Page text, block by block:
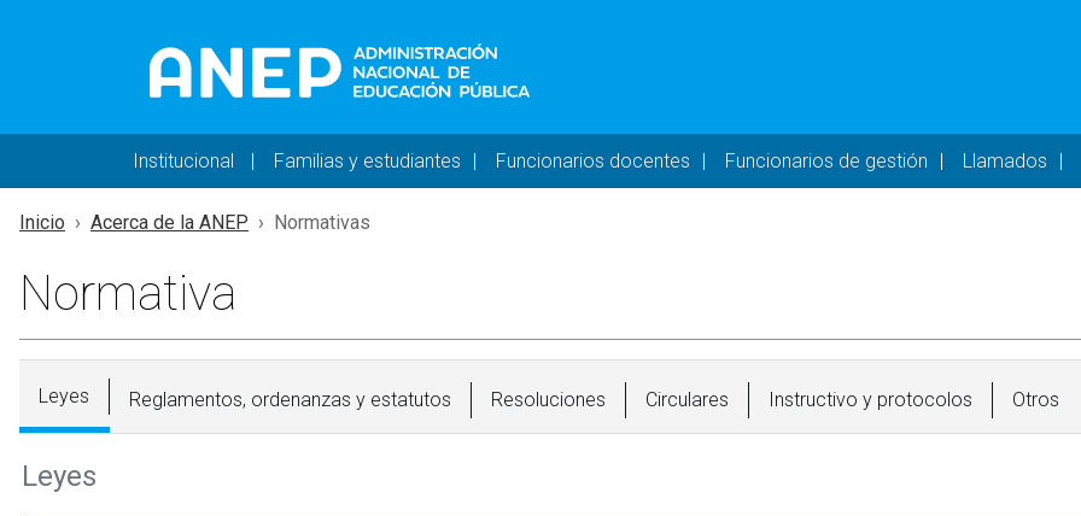
Navegación principal - DESKTOP
Institucional Familias y estudiantes Funcionarios docentes Funcionarios de gestión Llamados
Inicio Acerca de la ANEP Normativas
Normativa
Leyes Reglamentos, ordenanzas y estatutos Resoluciones Circulares Instructivo y protocolos Otros
Leyes